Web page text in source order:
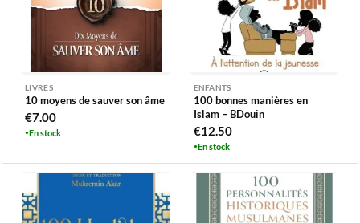
LIVRES
10 moyens de sauver son âme
€7.00
En stock
ENFANTS
100 bonnes manières en
Islam – BDouin
€12.50
En stock